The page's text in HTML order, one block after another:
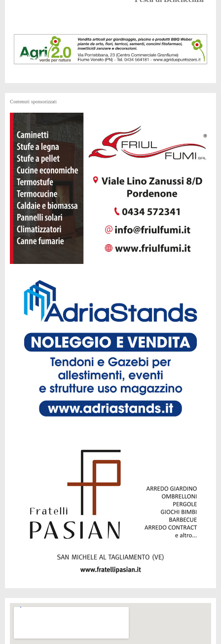
Contenuti sponsorizzati